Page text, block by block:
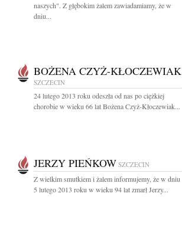
naszych". Z głębokim żalem zawiadamiamy, że w
dniu...
BOŻENA CZYŻ-KŁOCZEWIAK
SZCZECIN
24 lutego 2013 roku odeszła od nas po ciężkiej
chorobie w wieku 66 lat Bożena Czyż-Kłoczewiak...
JERZY PIEŃKOW SZCZECIN
Z wielkim smutkiem i żalem informujemy, że w dniu
5 lutego 2013 roku w wieku 94 lat zmarł Jerzy...